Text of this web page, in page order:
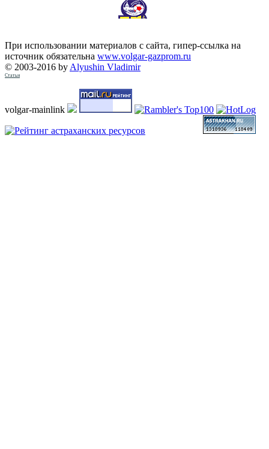
При использовании материалов с сайта, гипер-ссылка на
источник обязательна www.volgar-gazprom.ru
© 2003-2016 by Alyushin Vladimir
Статьи
volgar-mainlink